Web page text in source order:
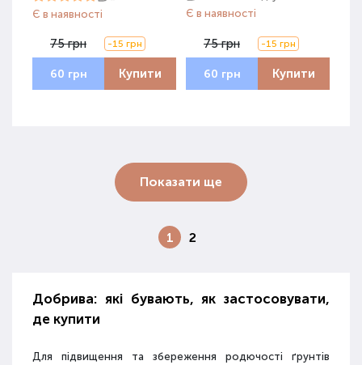
Є в наявності
75 грн -15 грн
60 грн Купити
Є в наявності
75 грн -15 грн
60 грн Купити
Показати ще
1 2
Добрива: які бувають, як застосовувати,
де купити
Для підвищення та збереження родючості ґрунтів